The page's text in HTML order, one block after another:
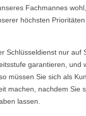
Fachmannes
höchsten
Schlüsseldienst nur auf
garantieren, und
müssen Sie sich als
machen, nachdem Sie
lassen.